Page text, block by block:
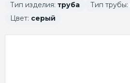
Тип изделия: труба Тип трубы:
Цвет: серый